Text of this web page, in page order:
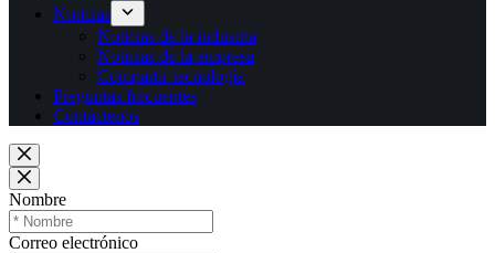
Noticias
Noticias de la industria
Noticias de la empresa
Compartir tecnología
Preguntas frecuentes
Contáctenos
Nombre
Correo electrónico